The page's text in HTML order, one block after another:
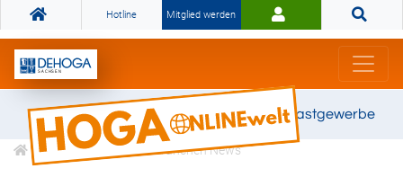
Hotline Mitglied werden
Gemeinsam stark für das Gastgewerbe
Informationen Branchen News